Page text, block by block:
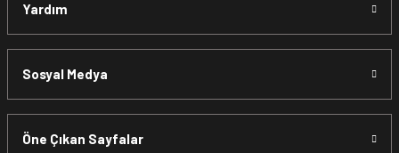
Yardım
Sosyal Medya
Öne Çıkan Sayfalar